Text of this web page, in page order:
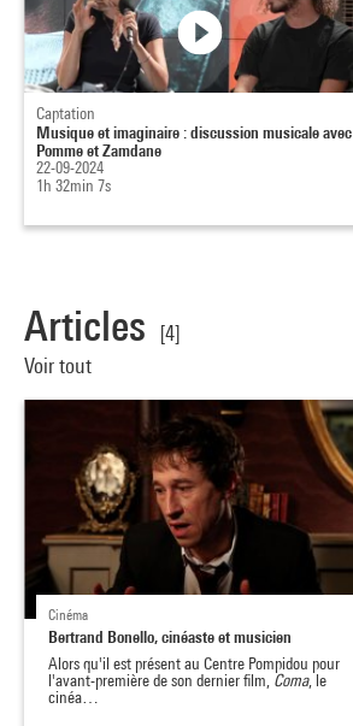
Captation
Musique et imaginaire : discussion musicale avec
Pomme et Zamdane
22-09-2024
1h 32min 7s
Articles
[4]
Voir tout
Cinéma
Bertrand Bonello, cinéaste et musicien
Alors qu'il est présent au Centre Pompidou pour
l'avant-première de son dernier film, Coma, le
cinéa…